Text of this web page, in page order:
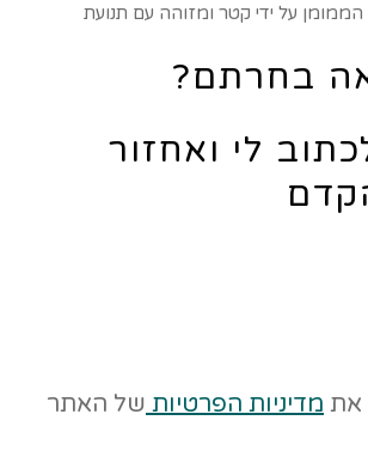
בחרתם?
לי ואחזור
את מדיניות הפרטיות של האתר